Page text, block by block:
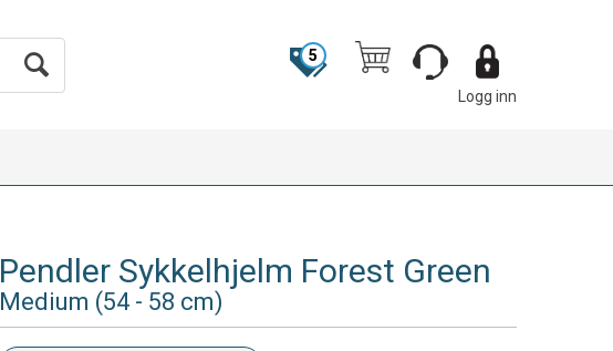
Logg inn
5
Pendler Sykkelhjelm Forest Green
Medium (54 - 58 cm)